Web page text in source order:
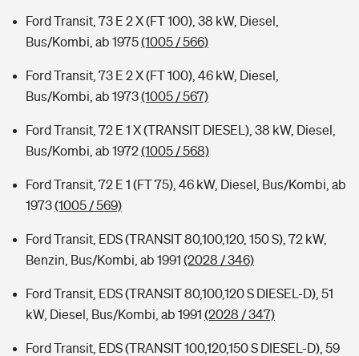
Ford Transit, 73 E 2 X (FT 100), 38 kW, Diesel,
Bus/Kombi, ab 1975(1005 / 566)
Ford Transit, 73 E 2 X (FT 100), 46 kW, Diesel,
Bus/Kombi, ab 1973(1005 / 567)
Ford Transit, 72 E 1 X (TRANSIT DIESEL), 38 kW, Diesel,
Bus/Kombi, ab 1972(1005 / 568)
Ford Transit, 72 E 1 (FT 75), 46 kW, Diesel, Bus/Kombi, ab
1973(1005 / 569)
Ford Transit, EDS (TRANSIT 80,100,120, 150 S), 72 kW,
Benzin, Bus/Kombi, ab 1991 (2028 / 346)
Ford Transit, EDS (TRANSIT 80,100,120 S DIESEL-D), 51
kW, Diesel, Bus/Kombi, ab 1991 (2028 / 347)
Ford Transit, EDS (TRANSIT 100,120,150 S DIESEL-D), 59